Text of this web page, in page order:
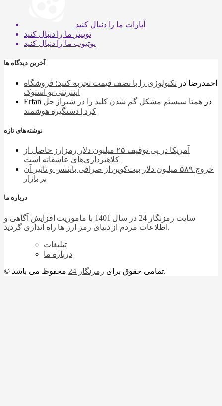
آپارات ما را دنبال کنید
توییتر ما را دنبال کنید
یوتیوب ما را دنبال کنید
آخرین دیدگاه ها
احمدرضا در تکنولوژی را با نصف قیمت تجربه کنید؛ فروشگاه
اینترنتی نو استوک
Erfan
در همتا سیستم مشکل گم شدن کلید را در شیراز حل
کرد | دستگیره هوشمند
نوشته‌های تازه
آمریکا در پی توقیف ۲۵ میلیون دلار رمزارز حاصل از
کلاهبرداری‌های عاشقانه است
خروج ۵۸۹ میلیون دلار بیت‌کوین از صرافی بایننس و تاثیر آن
بر بازار
درباره ما
سایت رمزنگار 24 در سال 1401 با ماموریت افزایش آگاهی و
اطلاعات مردم از دنیای رمز ارز ها راه اندازی گردید.
تبلیغات
درباره ما
© تمامی حقوق برای رمزنگار 24 محفوظ می باشد.